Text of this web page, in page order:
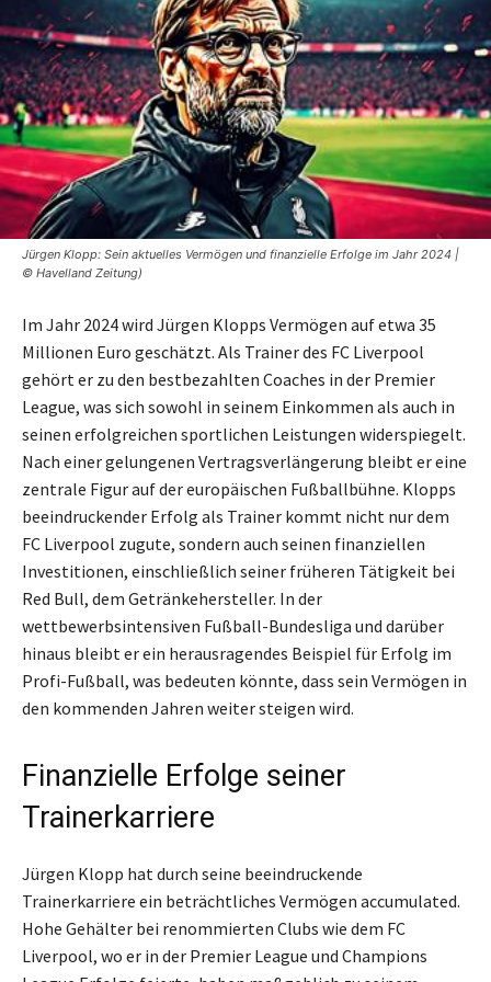
Jürgen Klopp: Sein aktuelles Vermögen und finanzielle Erfolge im Jahr 2024 |
© Havelland Zeitung)
Im Jahr 2024 wird Jürgen Klopps Vermögen auf etwa 35
Millionen Euro geschätzt. Als Trainer des FC Liverpool
gehört er zu den bestbezahlten Coaches in der Premier
League, was sich sowohl in seinem Einkommen als auch in
seinen erfolgreichen sportlichen Leistungen widerspiegelt.
Nach einer gelungenen Vertragsverlängerung bleibt er eine
zentrale Figur auf der europäischen Fußballbühne. Klopps
beeindruckender Erfolg als Trainer kommt nicht nur dem
FC Liverpool zugute, sondern auch seinen finanziellen
Investitionen, einschließlich seiner früheren Tätigkeit bei
Red Bull, dem Getränkehersteller. In der
wettbewerbsintensiven Fußball-Bundesliga und darüber
hinaus bleibt er ein herausragendes Beispiel für Erfolg im
Profi-Fußball, was bedeuten könnte, dass sein Vermögen in
den kommenden Jahren weiter steigen wird.
Finanzielle Erfolge seiner
Trainerkarriere
Jürgen Klopp hat durch seine beeindruckende
Trainerkarriere ein beträchtliches Vermögen accumulated.
Hohe Gehälter bei renommierten Clubs wie dem FC
Liverpool, wo er in der Premier League und Champions